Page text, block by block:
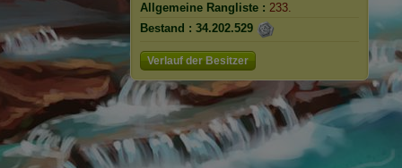
Allgemeine Rangliste : 233.
Bestand : 34.202.529
Verlauf der Besitzer